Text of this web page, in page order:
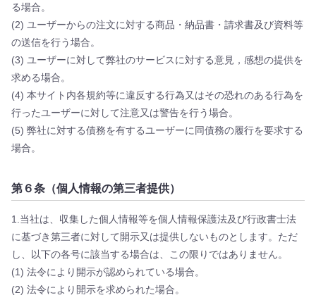
る場合。
(2) ユーザーからの注文に対する商品・納品書・請求書及び資料等
の送信を行う場合。
(3) ユーザーに対して弊社のサービスに対する意見，感想の提供を
求める場合。
(4) 本サイト内各規約等に違反する行為又はその恐れのある行為を
行ったユーザーに対して注意又は警告を行う場合。
(5) 弊社に対する債務を有するユーザーに同債務の履行を要求する
場合。
第６条（個人情報の第三者提供）
1.当社は、収集した個人情報等を個人情報保護法及び行政書士法
に基づき第三者に対して開示又は提供しないものとします。ただ
し、以下の各号に該当する場合は、この限りではありません。
(1) 法令により開示が認められている場合。
(2) 法令により開示を求められた場合。